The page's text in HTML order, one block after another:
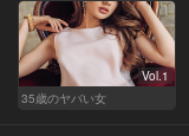
Vol.1
35歳のヤバい女